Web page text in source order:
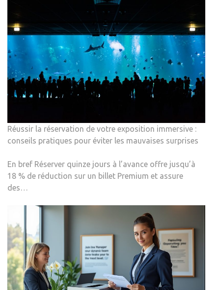
Réussir la réservation de votre exposition immersive :
conseils pratiques pour éviter les mauvaises surprises
En bref Réserver quinze jours à l’avance offre jusqu’à
18 % de réduction sur un billet Premium et assure
des…